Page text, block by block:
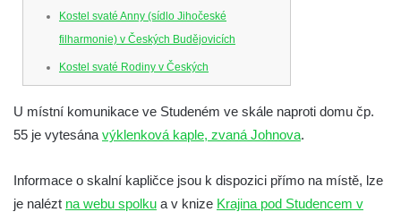
Kostel svaté Anny (sídlo Jihočeské
filharmonie) v Českých Budějovicích
Kostel svaté Rodiny v Českých
Budějovicích
Kostel Obětování Panny Marie u kláštera
dominikánů v Českých Budějovicích
Kaple na křižovatce ulic Budějovická a
U místní komunikace ve Studeném ve skále naproti domu čp.
55 je vytesána výklenková kaple, zvaná Johnova.
Informace o skalní kapličce jsou k dispozici přímo na místě, lze
je nalézt na webu spolku a v knize Krajina pod Studencem v